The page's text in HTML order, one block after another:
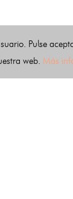
Pulse
web. Más